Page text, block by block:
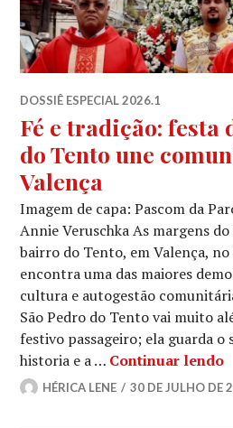
DOSSIÊ ESPECIAL 2026.1
Fé e tradição: festa
do Tento une
Valença
Imagem de capa: Pascom da
Annie Veruschka As margens
bairro do Tento, em Valença, no
encontra uma das maiores
cultura e autogestão
São Pedro do Tento vai muito
festivo passageiro; ela guarda o
historia e a … Continuar lendo
HÉRICA LENE 30 DE JULHO DE